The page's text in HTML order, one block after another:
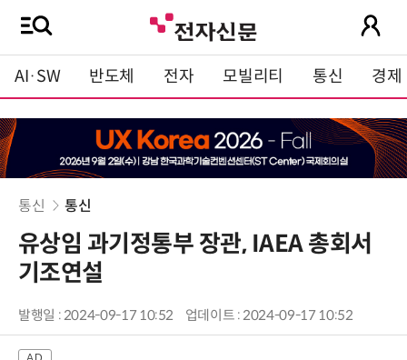
AI·SW 반도체 전자 모빌리티 통신 경제
통신 통신
유상임 과기정통부 장관, IAEA 총회서
기조연설
발행일 : 2024-09-17 10:52 업데이트 : 2024-09-17 10:52